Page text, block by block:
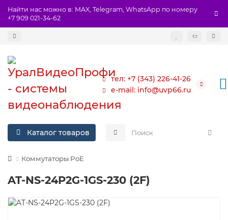
Найти нас можно в: MAX, Telegram, WhatsApp по номеру
+7 909 021-34-62
тел: +7 (343) 226-41-26
e-mail: info@uvp66.ru
Каталог товаров
Коммутаторы PoE
AT-NS-24P2G-1GS-230 (2F)